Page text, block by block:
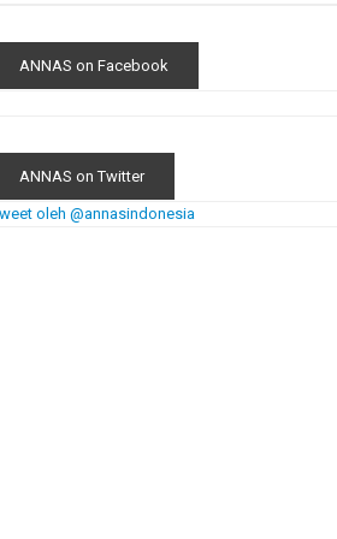
ANNAS on Facebook
ANNAS on Twitter
oleh @annasindonesia